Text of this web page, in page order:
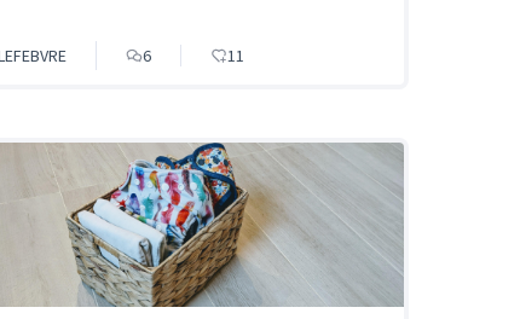
6 11